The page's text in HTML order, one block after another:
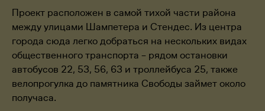
Проект расположен в самой тихой части района
между улицами Шампетера и Стендес. Из центра
города сюда легко добраться на нескольких видах
общественного транспорта – рядом остановки
автобусов 22, 53, 56, 63 и троллейбуса 25, также
велопрогулка до памятника Свободы займет около
получаса.